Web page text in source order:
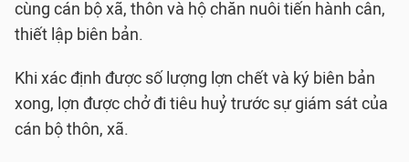
cùng cán bộ xã, thôn và hộ chăn nuôi tiến hành cân,
thiết lập biên bản.
Khi xác định được số lượng lợn chết và ký biên bản
xong, lợn được chở đi tiêu huỷ trước sự giám sát của
cán bộ thôn, xã.